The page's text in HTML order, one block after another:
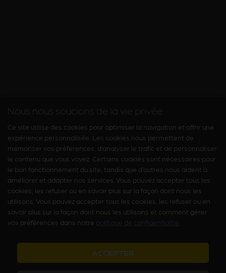
Nous nous soucions de la vie privée
Ce site utilise des cookies pour optimiser la navigation et offrir une
expérience personnalisée. Les cookies nous permettent de
mémoriser vos préférences, d’analyser le trafic et de personnaliser
le contenu que vous voyez. Certains cookies sont nécessaires pour
le bon fonctionnement du site, tandis que d’autres nous aident à
améliorer et adapter nos services. Vous pouvez accepter tous les
cookies, les refuser ou en savoir plus sur la façon dont nous les
utilisons. Vous pouvez accepter tous les cookies, les refuser ou en
savoir plus sur la façon dont nous les utilisons et comment gérer
vos préférences dans notre politique de confidentialité.
ACCEPTER